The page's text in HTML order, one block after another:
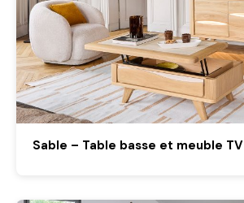
Sable – Table basse et meuble TV